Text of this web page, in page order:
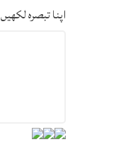
اپنا تبصرہ لکھیں